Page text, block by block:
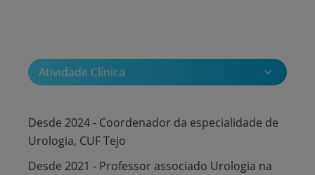
Atividade Clínica
Desde 2024 - Coordenador da especialidade de
Urologia, CUF Tejo
Desde 2021 - Professor associado Urologia na